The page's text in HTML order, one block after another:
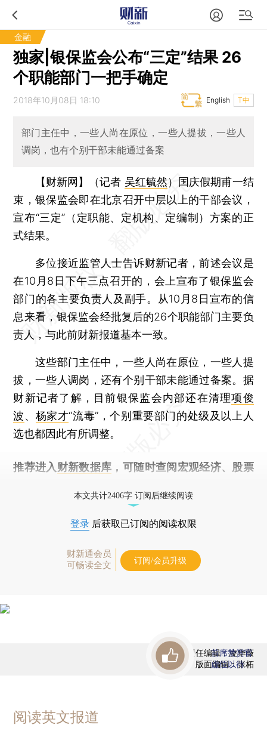
金融
独家|银保监会公布“三定”结果 26
个职能部门一把手确定
2018年10月08日 18:10 T中
English
部门主任中，一些人尚在原位，一些人提拔，一些人
调岗，也有个别干部未能通过备案
【财新网】（记者 吴红毓然） 国庆假期甫一结
束，银保监会即在北京召开中层以上的干部会议，
宣布“三定”（定职能、定机构、定编制）方案的正
式结果。
多位接近监管人士告诉财新记者，前述会议是
在10月8日下午三点召开的，会上宣布了银保监会
部门的各主要负责人及副手。从10月8日宣布的信
息来看，银保监会经批复后的26个职能部门主要负
责人，与此前财新报道基本一致。
这些部门主任中，一些人尚在原位，一些人提
拔，一些人调岗，还有个别干部未能通过备案。据
财新记者了解，目前银保监会内部还在清理项俊
波、 杨家才“流毒”，个别重要部门的处级及以上人
选也都因此有所调整。
推荐进入 财新数据库 ，可随时查阅宏观经济、股票
本文共计2406字 订阅后继续阅读
登录 后获取已订阅的阅读权限
财新通会员
可畅读全文
订阅/会员升级
责任编辑：凌华薇
版面编辑：张柘
首席赞赏官
虚位以待
阅读英文报道